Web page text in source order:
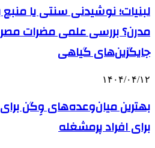
لبنیات؛ نوشیدنی سنتی یا
مدرن؟ بررسی علمی مضرات
جایگزین‌های گیاهی
۱۴۰۴/۰۴/۱۲
بهترین میان‌وعده‌های وِگن
برای افراد پرمشغله